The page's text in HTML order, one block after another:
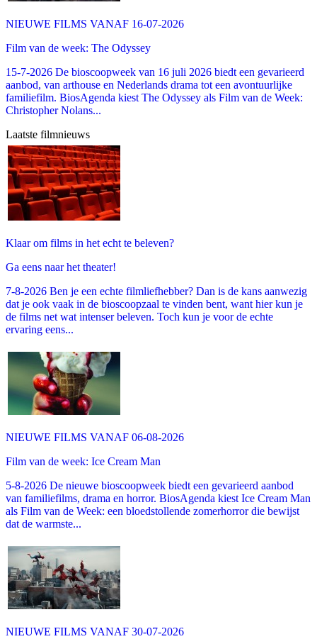
NIEUWE FILMS VANAF 16-07-2026
Film van de week: The Odyssey
15-7-2026 De bioscoopweek van 16 juli 2026 biedt een gevarieerd
aanbod, van arthouse en Nederlands drama tot een avontuurlijke
familiefilm. BiosAgenda kiest The Odyssey als Film van de Week:
Christopher Nolans...
Laatste filmnieuws
Klaar om films in het echt te beleven?
Ga eens naar het theater!
7-8-2026 Ben je een echte filmliefhebber? Dan is de kans aanwezig
dat je ook vaak in de bioscoopzaal te vinden bent, want hier kun je
de films net wat intenser beleven. Toch kun je voor de echte
ervaring eens...
NIEUWE FILMS VANAF 06-08-2026
Film van de week: Ice Cream Man
5-8-2026 De nieuwe bioscoopweek biedt een gevarieerd aanbod
van familiefilms, drama en horror. BiosAgenda kiest Ice Cream Man
als Film van de Week: een bloedstollende zomerhorror die bewijst
dat de warmste...
NIEUWE FILMS VANAF 30-07-2026